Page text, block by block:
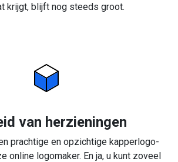
krijgt, blijft nog steeds groot.
van herzieningen
prachtige en opzichtige kapperlogo-
online logomaker. En ja, u kunt zoveel